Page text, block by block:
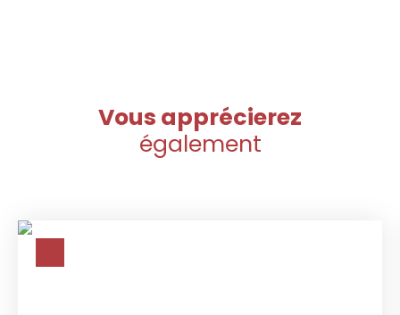
Vous apprécierez
également